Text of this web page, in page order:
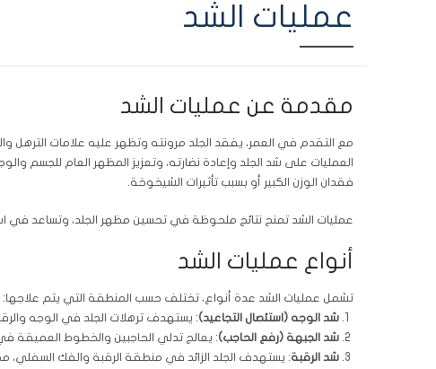
عمليات الشد
مقدمة عن عمليات الشد
مع التقدم في العمر، يفقد الجلد مرونته وتظهر عليه علامات الترهل
العمليات على شد الجلد وإعادة نضارته، وتعزيز المظهر العام للجسم
فقدان الوزن الكبير أو بسبب تأثيرات الشيخوخة.
عمليات الشد تمنح نتائج ملحوظة في تحسين مظهر الجلد، وتساعد في
أنواع عمليات الشد
تشمل عمليات الشد عدة أنواع، تختلف حسب المنطقة التي يتم علاجها:
شد الوجه (استئصال التجاعيد): يستهدف ترهلات الجلد في الوجه
شد الجبهة (رفع الحاجب): يعالج تدلي الحاجبين والخطوط العميقة
شد الرقبة: يستهدف الجلد الزائد في منطقة الرقبة والفك